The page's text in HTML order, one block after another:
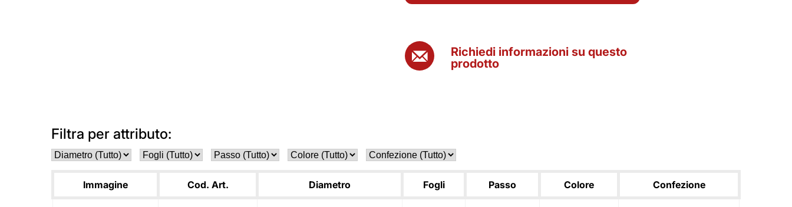
Richiedi informazioni su questo
prodotto
Filtra per attributo:
Immagine Cod. Art. Diametro Fogli Passo Colore Confezione